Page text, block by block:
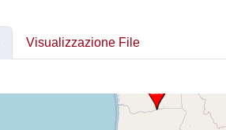
Visualizzazione File